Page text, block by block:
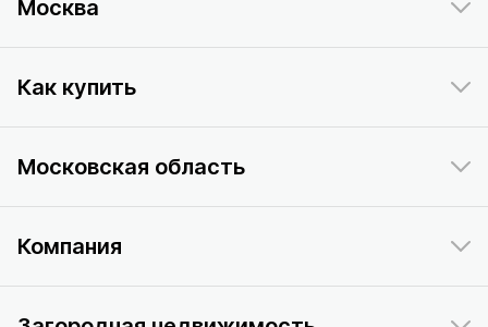
Москва
Как купить
Московская область
Компания